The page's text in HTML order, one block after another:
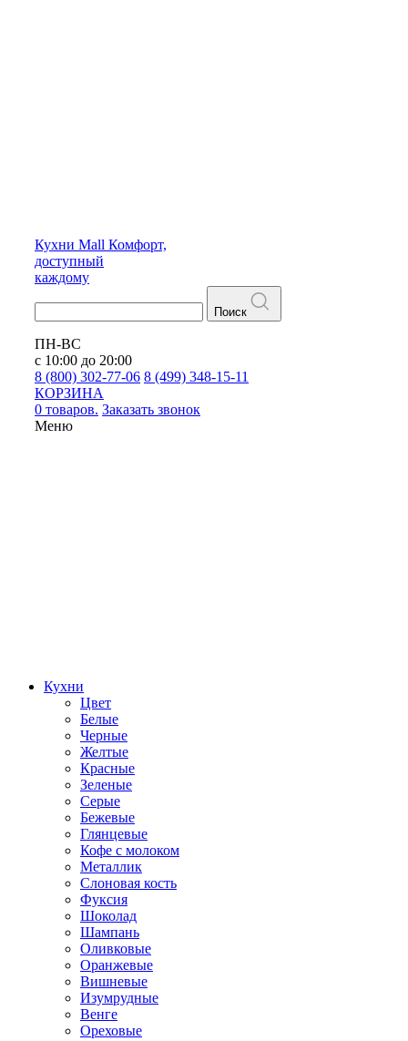
Кухни Mall Комфорт,
доступный
каждому
Поиск
ПН-ВС
с 10:00 до 20:00
8 (800) 302-77-06 8 (499) 348-15-11
КОРЗИНА
0 товаров. Заказать звонок
Меню
Кухни
Цвет
Белые
Черные
Желтые
Красные
Зеленые
Серые
Бежевые
Глянцевые
Кофе с молоком
Металлик
Слоновая кость
Фуксия
Шоколад
Шампань
Оливковые
Оранжевые
Вишневые
Изумрудные
Венге
Ореховые